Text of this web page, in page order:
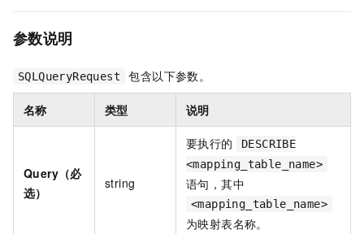
参数说明
SQLQueryRequest 包含以下参数。
名称 类型 说明
Query（必
选）
string
要执行的
DESCRIBE
<mapping_table_name>
语句，其中
<mapping_table_name>
为映射表名称。